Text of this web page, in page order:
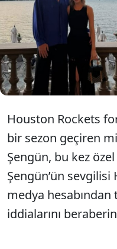
medyada
takipten
Houston Rockets
bir sezon geçiren
Şengün, bu kez
Şengün’ün sevgilisi
medya hesabından
iddialarını